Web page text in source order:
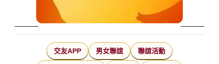
交友APP 男女聯誼 聯誼活動